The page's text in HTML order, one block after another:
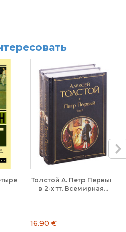
Толстой А. Петр Первый.
в 2-х тт. Всемирная...
16.90 €